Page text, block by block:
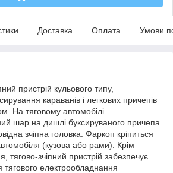
Доставка Оплата Умови
пристрій кульового типу,
караванів і легкових причепів
На тяговому автомобілі
шар на дишлі буксируваного причепа
зчіпна головка. Фаркоп кріпиться
(кузова або рами). Крім
тягово-зчіпний пристрій забезпечує
тягового електрообладнання